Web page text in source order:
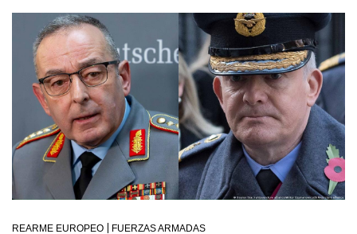
REARME EUROPEO FUERZAS ARMADAS